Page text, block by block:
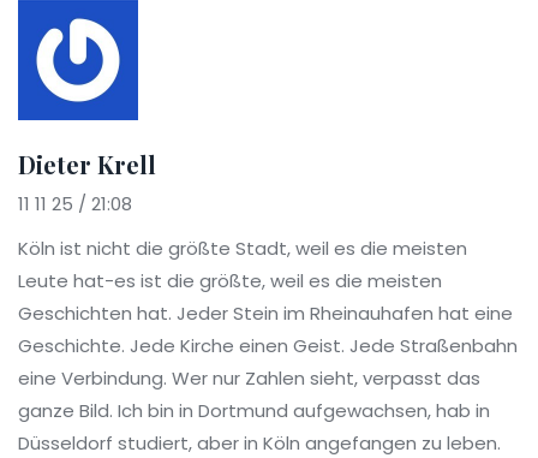
Dieter Krell
11 11 25 / 21:08
Köln ist nicht die größte Stadt, weil es die meisten
Leute hat-es ist die größte, weil es die meisten
Geschichten hat. Jeder Stein im Rheinauhafen hat eine
Geschichte. Jede Kirche einen Geist. Jede Straßenbahn
eine Verbindung. Wer nur Zahlen sieht, verpasst das
ganze Bild. Ich bin in Dortmund aufgewachsen, hab in
Düsseldorf studiert, aber in Köln angefangen zu leben.